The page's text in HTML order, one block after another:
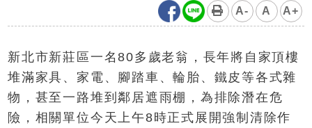
A- A A+
新北市新莊區一名80多歲老翁，長年將自家頂樓
堆滿家具、家電、腳踏車、輪胎、鐵皮等各式雜
物，甚至一路堆到鄰居遮雨棚，為排除潛在危
險，相關單位今天上午8時正式展開強制清除作